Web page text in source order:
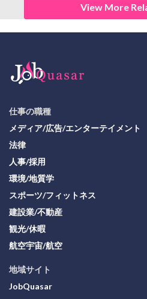
View More
仕事の職種
メディア/広告/エンターテイメント
法律
人事/採用
環境/地質学
スポーツ/フィットネス
建設業/不動産
観光/休暇
航空宇宙/航空
地域サイト
JobQuasar